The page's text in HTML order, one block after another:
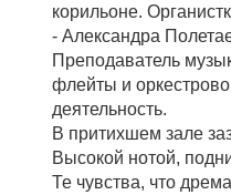
корильоне.
- Александра
Преподаватель
флейты и
деятельность.
В притихшем зале
Высокой нотой,
Те чувства, что